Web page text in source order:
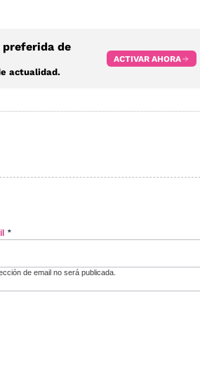
de
actualidad.
ACTIVAR AHORA
*
de email no será publicada.